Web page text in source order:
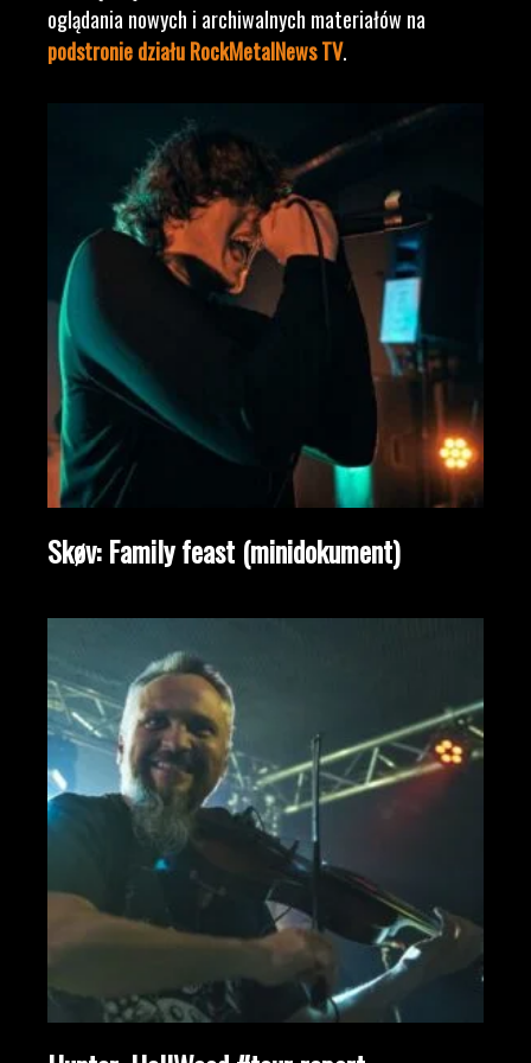
oglądania nowych i archiwalnych materiałów na
podstronie działu RockMetalNews TV.
Skøv: Family feast (minidokument)